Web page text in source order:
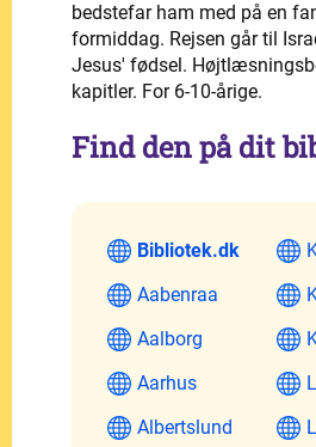
bedstefar ham med på en
formiddag. Rejsen går til
Jesus' fødsel.
kapitler. For 6-10-årige.
Find den på dit
Bibliotek.dk
Aabenraa
Aalborg
Aarhus
Albertslund